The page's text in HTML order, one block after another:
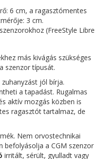
6 cm, a ragasztómentes
3 cm.
(FreeStyle Libre
más kivágás szükséges
szenzor típusát.
jól bírja.
a tapadást. Rugalmas
aktív mozgás közben is
ragasztót tartalmaz, de
Nem orvostechnikai
befolyásolja a CGM szenzor
irritált, sérült, gyulladt vagy